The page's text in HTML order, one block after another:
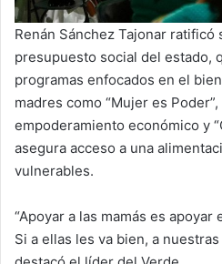
Renán Sánchez Tajonar ratificó
presupuesto social del estado,
programas enfocados en el
madres como “Mujer es
empoderamiento económico y
asegura acceso a una
vulnerables.
“Apoyar a las mamás es
Si a ellas les va bien, a